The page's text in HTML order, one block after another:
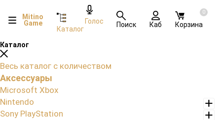
Mitino
Game
Каталог
Голос Поиск Каб
0
Корзина
Каталог
Весь каталог с количеством
Аксессуары
Microsoft Xbox
Nintendo
Sony PlayStation